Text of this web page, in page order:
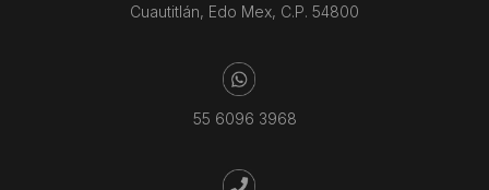
Cuautitlán, Edo Mex, C.P. 54800
55 6096 3968